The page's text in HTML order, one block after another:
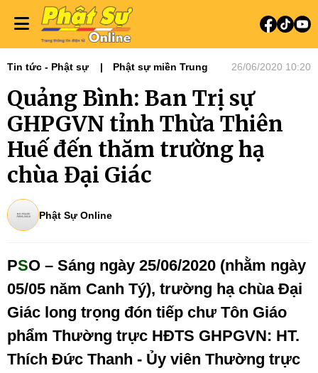
Tin tức - Phật sự Phật sự miền Trung 26/06/2020 10:20
Quảng Bình: Ban Trị sự
GHPGVN tỉnh Thừa Thiên
Huế đến thăm trường hạ
chùa Đại Giác
Phật Sự Online
PSO – Sáng ngày 25/06/2020 (nhằm ngày
05/05 năm Canh Tý), trường hạ chùa Đại
Giác long trọng đón tiếp chư Tôn Giáo
phẩm Thường trực HĐTS GHPGVN: HT.
Thích Đức Thanh - Ủy viên Thường trực